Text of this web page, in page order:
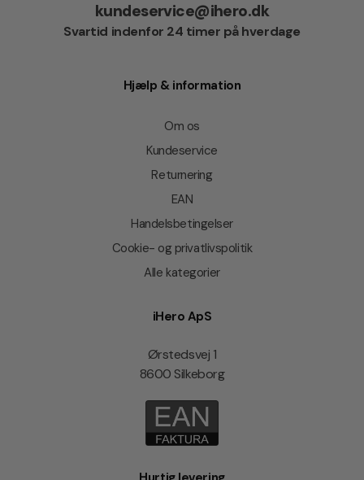
kundeservice@ihero.dk
Svartid indenfor 24 timer på hverdage
Hjælp & information
Om os
Kundeservice
Returnering
EAN
Handelsbetingelser
Cookie- og privatlivspolitik
Alle kategorier
iHero ApS
Ørstedsvej 1
8600 Silkeborg